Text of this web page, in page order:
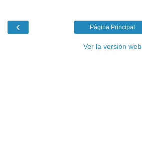
‹ Página Principal
Ver la versión web